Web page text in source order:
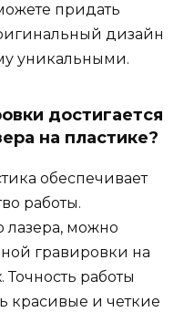
придать
дизайн
уникальными.
достигается
на пластике?
обеспечивает
работы.
лазера, можно
гравировки на
Точность работы
красивые и четкие